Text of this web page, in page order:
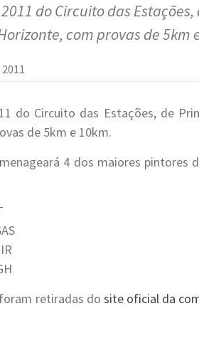
do Circuito das
com provas de 5km
do Circuito das Estações, de
de 5km e 10km.
4 dos maiores
retiradas do site oficial da